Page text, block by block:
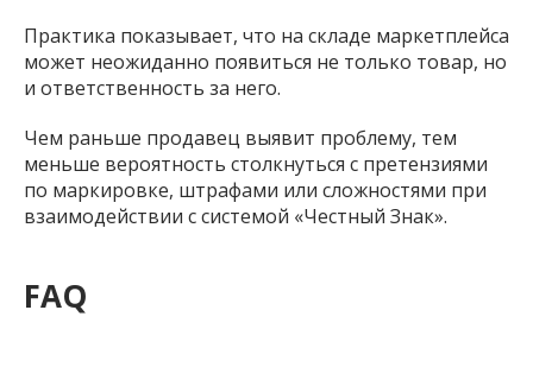
Практика показывает, что на складе маркетплейса
может неожиданно появиться не только товар, но
и ответственность за него.
Чем раньше продавец выявит проблему, тем
меньше вероятность столкнуться с претензиями
по маркировке, штрафами или сложностями при
взаимодействии с системой «Честный Знак».
FAQ